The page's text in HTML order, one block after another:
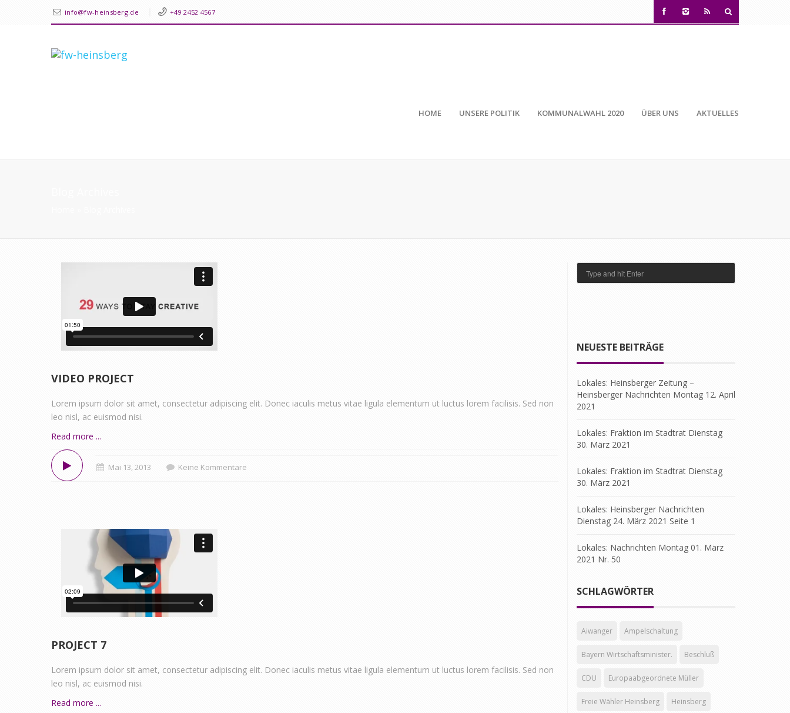
info@fw-heinsberg.de +49 2452 4567
HOME UNSERE POLITIK KOMMUNALWAHL 2020 ÜBER UNS AKTUELLES
VIDEO PROJECT
Lorem ipsum dolor sit amet, consectetur adipiscing elit. Donec iaculis metus vitae ligula elementum ut luctus lorem facilisis. Sed non
leo nisl, ac euismod nisi.
Read more ...
Mai 13, 2013 Keine Kommentare
PROJECT 7
Lorem ipsum dolor sit amet, consectetur adipiscing elit. Donec iaculis metus vitae ligula elementum ut luctus lorem facilisis. Sed non
leo nisl, ac euismod nisi.
Read more ...
NEUESTE BEITRÄGE
Lokales: Heinsberger Zeitung –
Heinsberger Nachrichten Montag 12. April
2021
Lokales: Fraktion im Stadtrat Dienstag
30. März 2021
Lokales: Fraktion im Stadtrat Dienstag
30. März 2021
Lokales: Heinsberger Nachrichten
Dienstag 24. März 2021 Seite 1
Lokales: Nachrichten Montag 01. März
2021 Nr. 50
SCHLAGWÖRTER
Aiwanger Ampelschaltung
Bayern Wirtschaftsminister. Beschluß
CDU Europaabgeordnete Müller
Freie Wähler Heinsberg Heinsberg